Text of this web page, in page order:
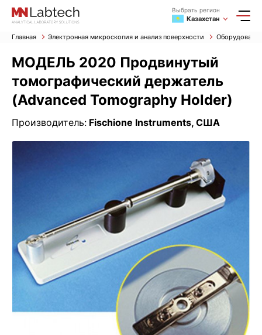
Выбрать регион
Казахстан
Главная Электронная микроскопия и анализ поверхности
МОДЕЛЬ 2020 Продвинутый
томографический держатель
(Advanced Tomography Holder)
Производитель: Fischione Instruments, США